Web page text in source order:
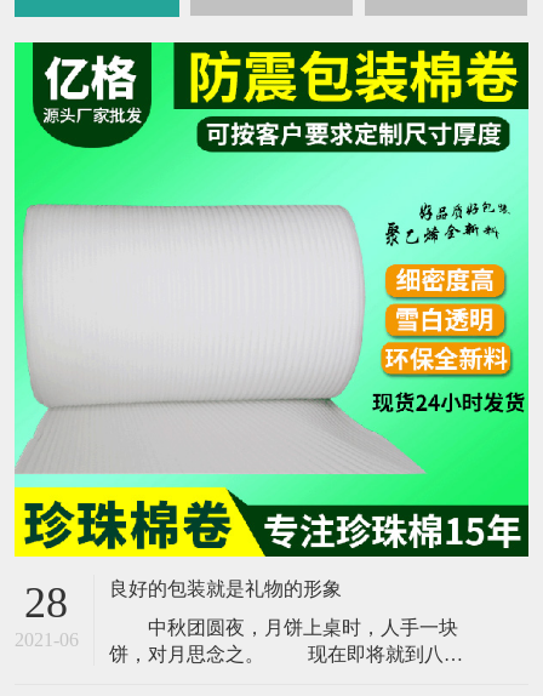
28
2021-06
良好的包装就是礼物的形象
中秋团圆夜，月饼上桌时，人手一块
饼，对月思念之。 现在即将就到八月